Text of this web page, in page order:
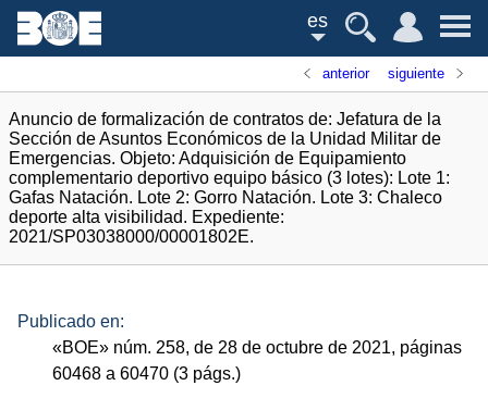
es
anterior siguiente
Anuncio de formalización de contratos de: Jefatura de la
Sección de Asuntos Económicos de la Unidad Militar de
Emergencias. Objeto: Adquisición de Equipamiento
complementario deportivo equipo básico (3 lotes): Lote 1:
Gafas Natación. Lote 2: Gorro Natación. Lote 3: Chaleco
deporte alta visibilidad. Expediente:
2021/SP03038000/00001802E.
Publicado en:
«BOE» núm. 258, de 28 de octubre de 2021, páginas
60468 a 60470 (3 págs.)